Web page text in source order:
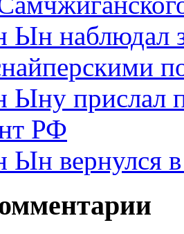
наблюдал
прислал
РФ
вернулся